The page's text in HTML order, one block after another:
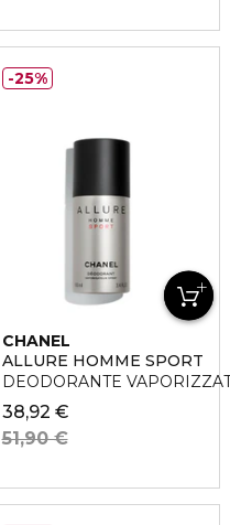
CHANEL
ALLURE HOMME SPORT
DEODORANTE
38,92 €
51,90 €
25%